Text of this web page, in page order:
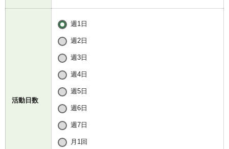
活動日数
週1日
週2日
週3日
週4日
週5日
週6日
週7日
月1回